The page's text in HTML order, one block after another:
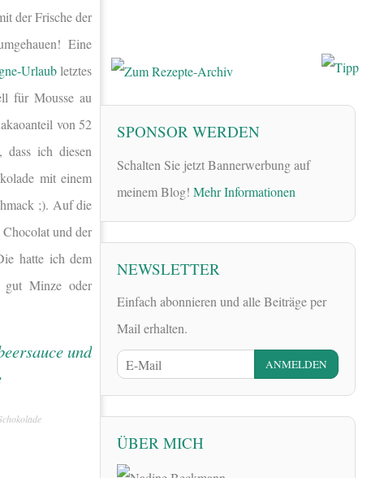
der Frische der
Eine
Urlaubletztes
für Mousse au
von 52
dass ich diesen
mit einem
;). Auf die
und der
hatte ich dem
gut Minze oder
SPONSOR WERDEN
Schalten Sie jetzt Bannerwerbung auf
meinem Blog! Mehr Informationen
NEWSLETTER
Einfach abonnieren und alle Beiträge per
Mail erhalten.
ÜBER MICH